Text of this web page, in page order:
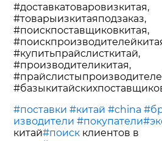
#доставкатоваровизкитая,
#товарыизкитаяподзаказ,
#поискпоставщиковкитая,
#купитьпрайслисткитай,
#производителикитая,
#поставки #китай #china
изводители #покупатели
китай#поиск клиентов в